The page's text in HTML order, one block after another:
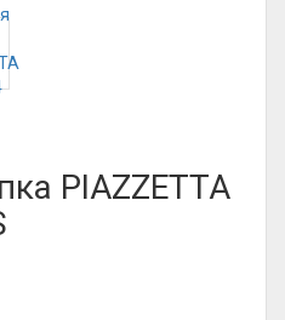
PIAZZETTA